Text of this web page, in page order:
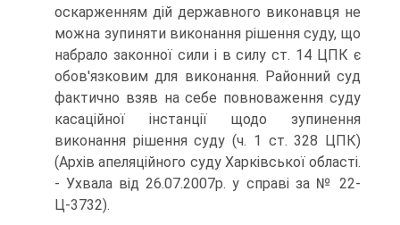
оскарженням дій державного виконавця не
можна зупиняти виконання рішення суду, що
набрало законної сили і в силу ст. 14 ЦПК є
обов'язковим для виконання. Районний суд
фактично взяв на себе повноваження суду
касаційної інстанції щодо зупинення
виконання рішення суду (ч. 1 ст. 328 ЦПК)
(Архів апеляційного суду Харківської області.
- Ухвала від 26.07.2007р. у справі за № 22-
Ц-3732).